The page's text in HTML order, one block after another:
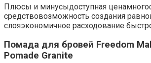
Плюсы и минусыдоступная
средствовозможность создания
слояэкономичное расходование
Помада для бровей Freedom
Pomade Granite